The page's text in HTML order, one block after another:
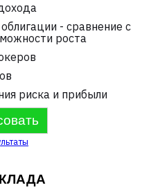
- сравнение с
роста
риска и прибыли